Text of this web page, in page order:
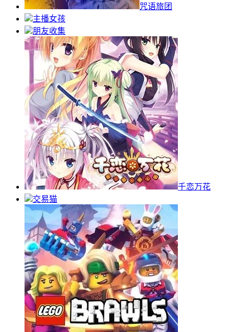
咒语旅团
主播女孩
朋友收集
千恋万花
交易猫